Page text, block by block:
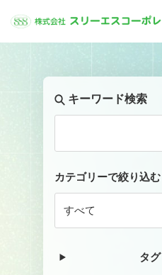
キーワード検索
カテゴリーで絞り込む
タグ